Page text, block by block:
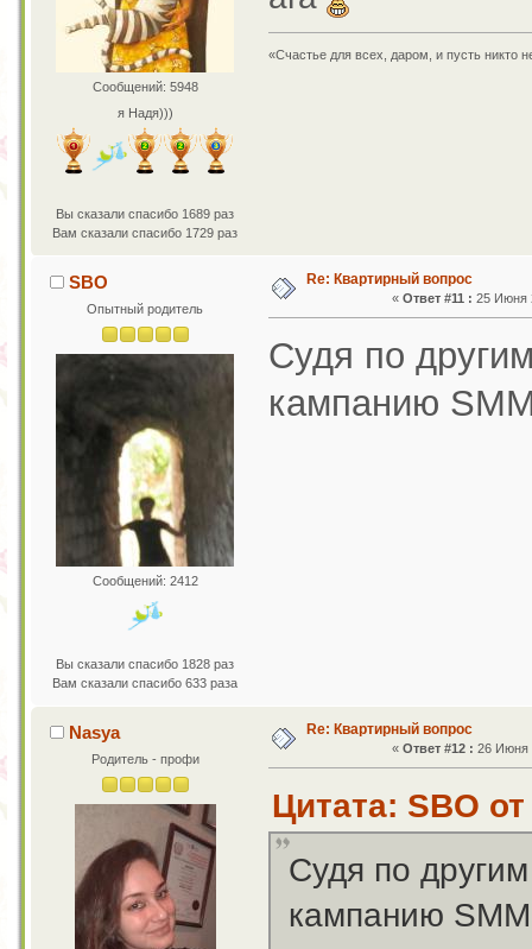
Сообщений: 5948
я Надя)))
Вы сказали спасибо 1689 раз
Вам сказали спасибо 1729 раз
«Счастье для всех, даром, и пусть никто
SBO
Опытный родитель
Сообщений: 2412
Вы сказали спасибо 1828 раз
Вам сказали спасибо 633 раза
Re: Квартирный вопрос
«Ответ #11 : 25 Июня
Судя по
кампанию
Nasya
Родитель - профи
Re: Квартирный вопрос
« Ответ #12 : 26 Июня
Цитата: SBO
Судя по
кампанию